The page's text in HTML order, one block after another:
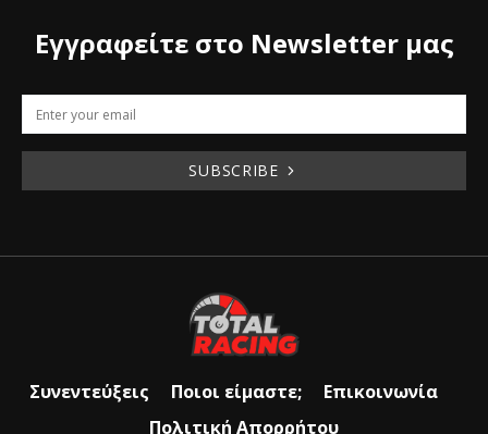
Εγγραφείτε στο Newsletter μας
SUBSCRIBE
Συνεντεύξεις Ποιοι είμαστε;
Επικοινωνία
Πολιτική Απορρήτου